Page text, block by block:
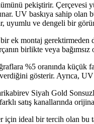
pekiştirir. Çerçevesi
UV baskıya sahip
uyumlu ve dengeli bir
ek montaj
birlikte veya
%5 oranında
gösterir. Ayrıca,
Siyah Gold
satış kanallarında
ideal bir tercih olan bu